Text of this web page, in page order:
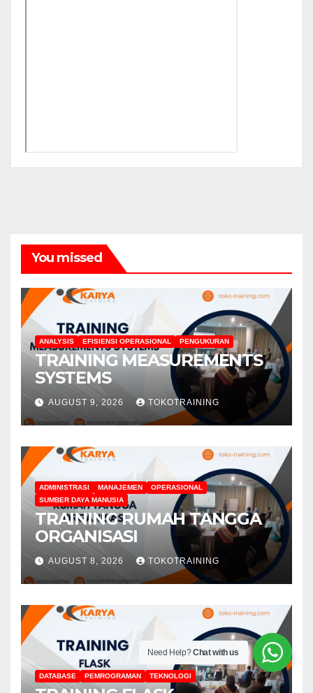
You missed
ANALYSIS EFISIENSI OPERASIONAL PENGUKURAN
TRAINING MEASUREMENTS
SYSTEMS
AUGUST 9, 2026 TOKOTRAINING
ADMINISTRASI MANAJEMEN
OPERASIONAL
SUMBER DAYA MANUSIA
TRAINING RUMAH TANGGA
ORGANISASI
AUGUST 8, 2026 TOKOTRAINING
DATABASE PEMROGRAMAN TEKNOLOGI
Need Help?Chat with us